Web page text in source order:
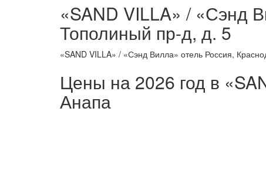
«SAND VILLA» / «Сэнд
Тополиный пр-д, д. 5
«SAND VILLA» / «Сэнд Вилла» отель Россия,
Цены на 2026 год в
Анапа